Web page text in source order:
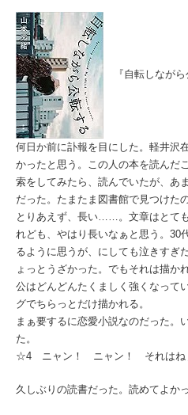
『自転しなが
何日か前に訃報を目にした。軽井沢
かったと思う。この人の本を読んだ
索をしてみたら、読んでいたが、あ
だった。たまたま図書館で見つけた
とりあえず、長い……。文章はとて
れども、やはり長いなぁと思う。30
るように思うが、にしても泣きすぎ
ょっとうざかった。でもそれは描か
公はどんどんたくましく強くなって
グでちらっとだけ描かれる。
まぁ要するに恋愛小説なのだった。
た。
☆4 ニャン！ ニャン！ それはね
久しぶりの読書だった。読めてよかっ